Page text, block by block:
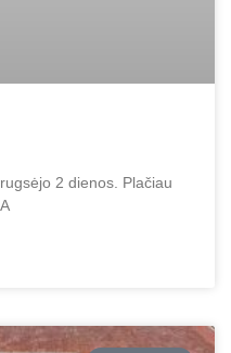
2 dienos. Plačiau